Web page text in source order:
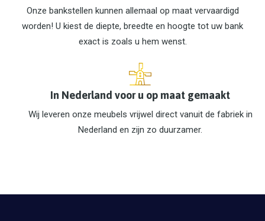
Onze bankstellen kunnen allemaal op maat vervaardigd
worden! U kiest de diepte, breedte en hoogte tot uw bank
exact is zoals u hem wenst.
In Nederland voor u op maat gemaakt
Wij leveren onze meubels vrijwel direct vanuit de fabriek in
Nederland en zijn zo duurzamer.